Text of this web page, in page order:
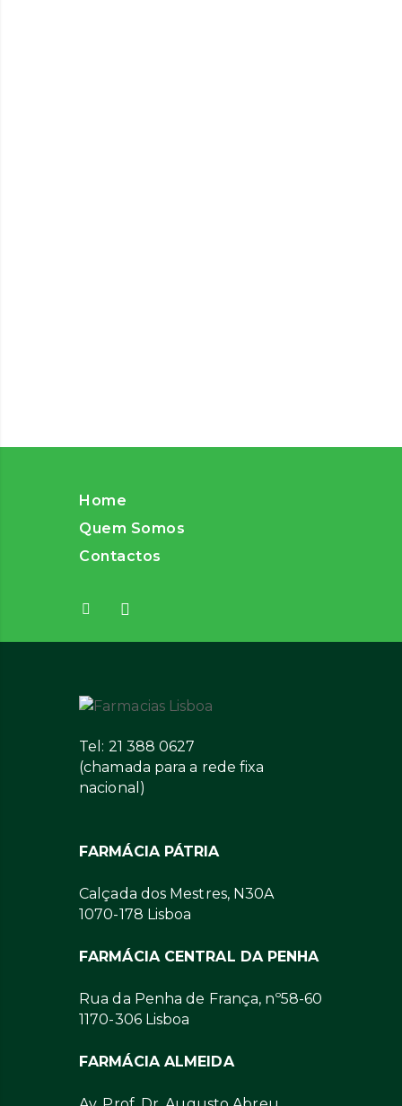
Home
Quem Somos
Contactos
Tel: 21 388 0627
(chamada para a rede fixa
nacional)
FARMÁCIA PÁTRIA
Calçada dos Mestres, N30A
1070-178 Lisboa
FARMÁCIA CENTRAL DA PENHA
Rua da Penha de França, nº58-60
1170-306 Lisboa
FARMÁCIA ALMEIDA